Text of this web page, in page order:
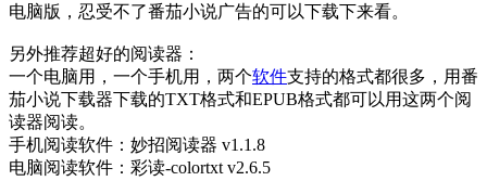
电脑版，忍受不了番茄小说广告的可以下载下来看。
另外推荐超好的阅读器：
一个电脑用，一个手机用，两个软件支持的格式都很多，用番
茄小说下载器下载的TXT格式和EPUB格式都可以用这两个阅
读器阅读。
手机阅读软件：妙招阅读器 v1.1.8
电脑阅读软件：彩读-colortxt v2.6.5